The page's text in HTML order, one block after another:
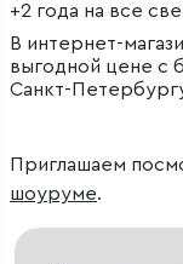
+2 года на все
В интернет-
выгодной цене с
Санкт-
Приглашаем
шоуруме.